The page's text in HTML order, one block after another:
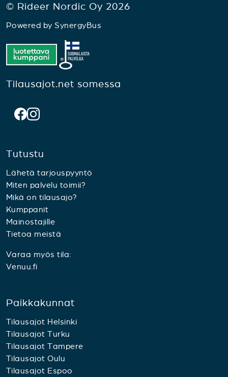
© Rideer Nordic Oy 2026
Powered by SynergyBus
Tilausajot.net somessa
Tutustu
Lähetä tarjouspyyntö
Miten palvelu toimii?
Mikä on tilausajo?
Kumppanit
Mainostajille
Tietoa meistä
Varaa myös tila:
Venuu.fi
Paikkakunnat
Tilausajot Helsinki
Tilausajot Turku
Tilausajot Tampere
Tilausajot Oulu
Tilausajot Espoo